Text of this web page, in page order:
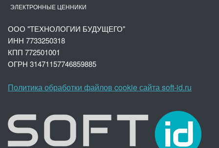
ЭЛЕКТРОННЫЕ ЦЕННИКИ
ООО "ТЕХНОЛОГИИ БУДУЩЕГО"
ИНН 7733250318
КПП 772501001
ОГРН 31471157746859885
Политика обработки файлов cookie сайта soft-id.ru